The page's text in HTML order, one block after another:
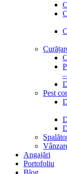
Pest
Angajări
Portofoliu